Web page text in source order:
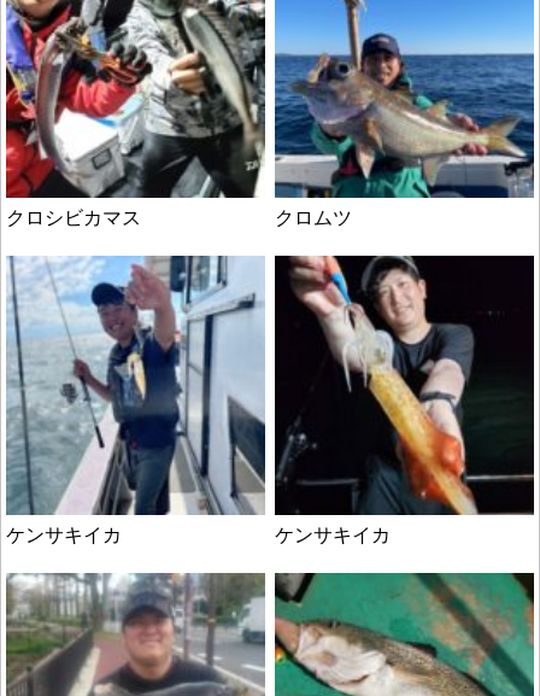
クロシビカマス クロムツ
ケンサキイカ ケンサキイカ